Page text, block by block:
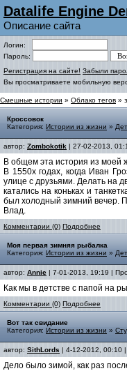
Datalife Engine
Описание сайта
Логин:
Пароль:
Регистрация на сайте! Забыли
Вы просматриваете мобильную
Смешные истории » Облако тегов »
Кроссовок
Категория: Истории из жизни »
автор: Zombokotik | 27-02-2013,
В общем эта история из моей
В 1550х годах, когда Иван
улице с друзьями. Делать на
катались на коньках и
был холодный зимний вечер.
Влад.
Комментарии (0) Подробнее
Моя первая зимняя рыбалка
Категория: Истории из жизни »
автор: Annie | 7-01-2013, 19:19 |
Как мы в детстве с папой на
Комментарии (0) Подробнее
Вот так свидание
Категория: Истории из жизни »
автор: SithLords | 4-12-2012, 00:10
Дело было зимой, как раз